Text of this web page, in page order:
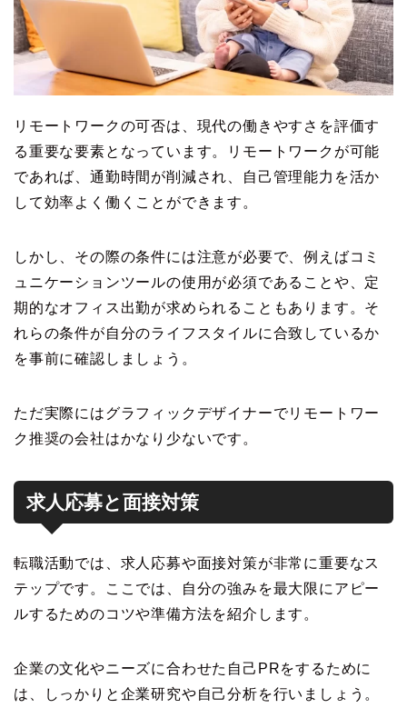
リモートワークの可否は、現代の働きやすさを評価す
る重要な要素となっています。リモートワークが可能
であれば、通勤時間が削減され、自己管理能力を活か
して効率よく働くことができます。
しかし、その際の条件には注意が必要で、例えばコミ
ュニケーションツールの使用が必須であることや、定
期的なオフィス出勤が求められることもあります。そ
れらの条件が自分のライフスタイルに合致しているか
を事前に確認しましょう。
ただ実際にはグラフィックデザイナーでリモートワー
ク推奨の会社はかなり少ないです。
求人応募と面接対策
転職活動では、求人応募や面接対策が非常に重要なス
テップです。ここでは、自分の強みを最大限にアピー
ルするためのコツや準備方法を紹介します。
企業の文化やニーズに合わせた自己PRをするために
は、しっかりと企業研究や自己分析を行いましょう。